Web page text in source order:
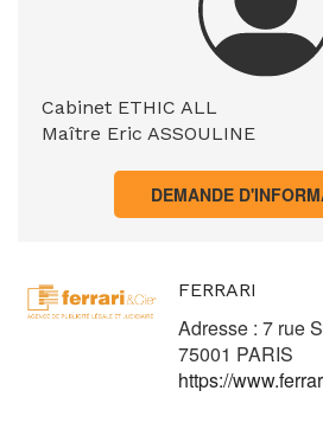
Cabinet ETHIC ALL
Maître Eric ASSOULINE
DEMANDE
FERRARI
Adresse : 7 rue
75001 PARIS
https://